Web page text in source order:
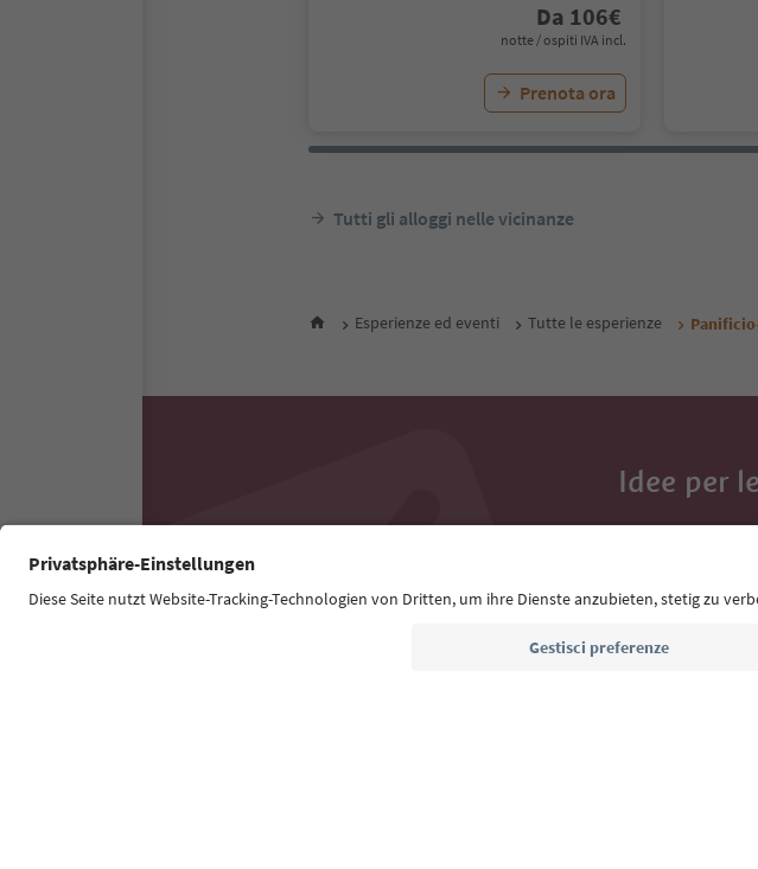
Da 106€
notte / ospiti IVA incl.
Prenota ora
Tutti gli alloggi nelle vicinanze
Esperienze ed eventi Tutte le esperienze
Idee per
Con la newsletter
Indirizzo e-mail*